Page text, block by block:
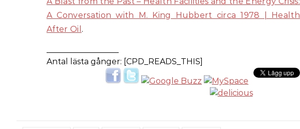
A Conversation with M. King Hubbert circa 1978 | Health
After Oil .
Antal lästa gånger: [CPD_READS_THIS]